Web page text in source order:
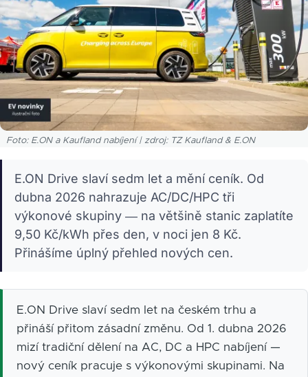
Foto: E.ON a Kaufland nabíjení | zdroj: TZ Kaufland & E.ON
E.ON Drive slaví sedm let a mění ceník. Od
dubna 2026 nahrazuje AC/DC/HPC tři
výkonové skupiny — na většině stanic zaplatíte
9,50 Kč/kWh přes den, v noci jen 8 Kč.
Přinášíme úplný přehled nových cen.
E.ON Drive slaví sedm let na českém trhu a
přináší přitom zásadní změnu. Od 1. dubna 2026
mizí tradiční dělení na AC, DC a HPC nabíjení —
nový ceník pracuje s výkonovými skupinami. Na